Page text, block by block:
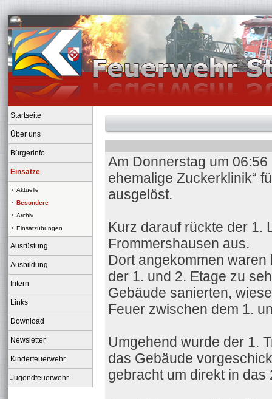
Startseite
Über uns
Bürgerinfo
Einsätze
Aktuelle
Besondere
Archiv
Einsatzübungen
Ausrüstung
Ausbildung
Intern
Links
Download
Newsletter
Kinderfeuerwehr
Jugendfeuerwehr
Am Donnerstag um
ehemalige Zuckerklinik“
ausgelöst.
Kurz darauf rückte der 1.
Frommershausen aus.
Dort angekommen
der 1. und 2. Etage zu
Gebäude sanierten,
Feuer zwischen dem 1.
Umgehend wurde der 1.
das Gebäude
gebracht um direkt in